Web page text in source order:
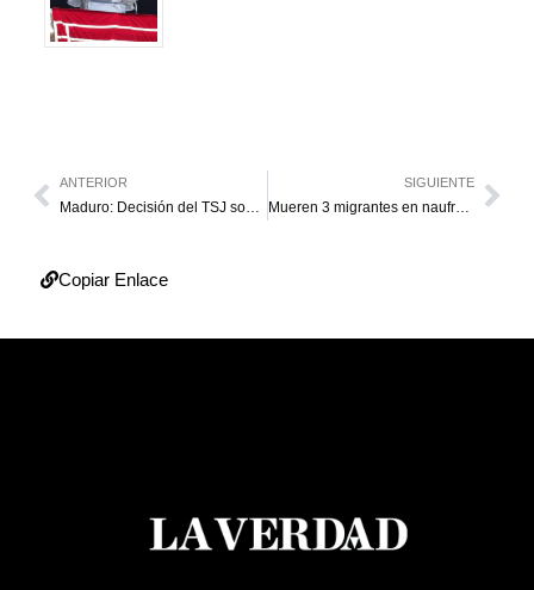
ANTERIOR
Maduro: Decisión del TSJ sobre inhabilitación de Machado es “firme”
SIGUIENTE
Mueren 3 migrantes en naufragio de lancha en Colombia
Copiar Enlace